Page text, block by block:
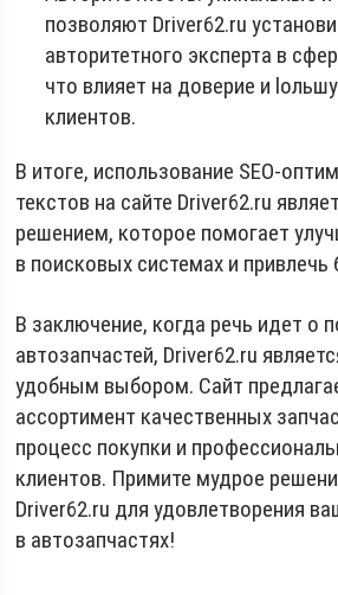
позволяют Driver62.ru
авторитетного эксперта в
что влияет на доверие и
клиентов.
В итоге, использование SEO-
текстов на сайте Driver62.ru
решением, которое помогает
в поисковых системах и
В заключение, когда речь идет о
автозапчастей, Driver62.ru
удобным выбором. Сайт
ассортимент качественных
процесс покупки и
клиентов. Примите мудрое
Driver62.ru для удовлетворения
в автозапчастях!